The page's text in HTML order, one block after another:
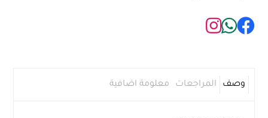
وصف المراجعات معلومة اضافية